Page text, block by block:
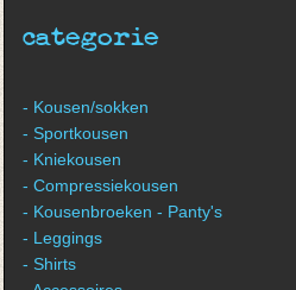
categorie
- Kousen/sokken
- Sportkousen
- Kniekousen
- Compressiekousen
- Kousenbroeken - Panty's
- Leggings
- Shirts